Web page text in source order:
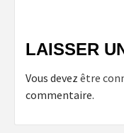
LAISSER
Vous devez être
commentaire.